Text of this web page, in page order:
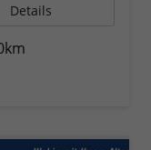
Details